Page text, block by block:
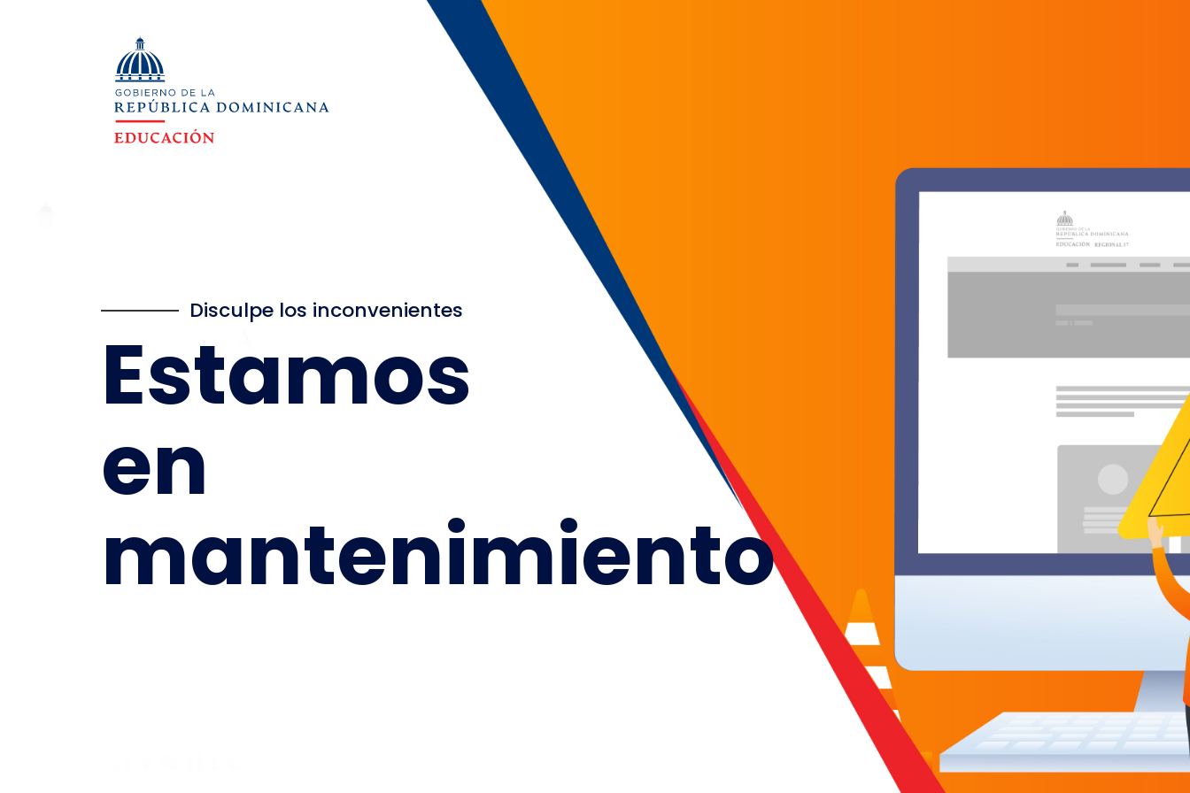
Disculpe los inconvenientes
Estamos
en
mantenimiento